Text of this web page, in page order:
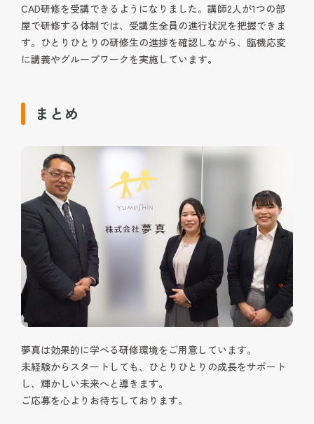
CAD研修を受講できるようになりました。講師2人が1つの部
屋で研修する体制では、受講生全員の進行状況を把握できま
す。ひとりひとりの研修生の進捗を確認しながら、臨機応変
に講義やグループワークを実施しています。
まとめ
夢真は効果的に学べる研修環境をご用意しています。
未経験からスタートしても、ひとりひとりの成長をサポート
し、輝かしい未来へと導きます。
ご応募を心よりお待ちしております。